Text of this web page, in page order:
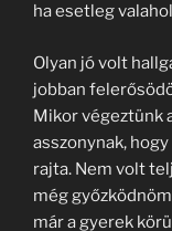
ha esetleg
Olyan jó volt
jobban
Mikor végeztünk
asszonynak,
rajta. Nem volt
még
már a gyerek